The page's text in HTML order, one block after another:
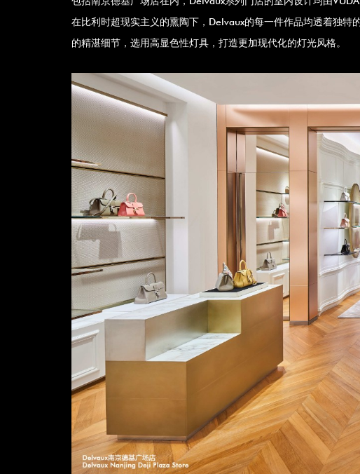
在比利时超现实主义的熏陶下，Delvaux的每一件作品均透着独特
的精湛细节，选用高显色性灯具，打造更加现代化的灯光风格。